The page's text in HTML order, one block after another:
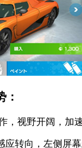
：
，视野开阔，加
转向，左侧屏